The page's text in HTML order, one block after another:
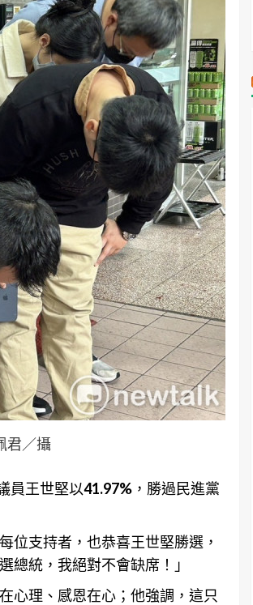
君／攝
員王世堅以41.97% ，勝過民進黨
位支持者，也恭喜王世堅勝選，
總統，我絕對不會缺席！」
心理、感恩在心；他強調，這只